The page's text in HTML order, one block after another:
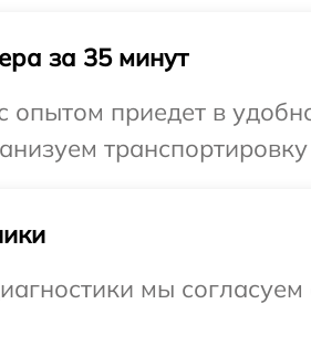
за 35 минут
опытом приедет в
мы